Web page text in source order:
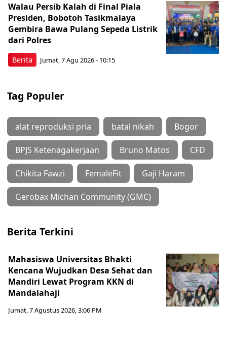
Berita
Walau Persib Kalah di Final Piala
Presiden, Bobotoh Tasikmalaya
Gembira Bawa Pulang Sepeda Listrik
dari Polres
Jumat, 7 Agu 2026 - 10:15
Tag Populer
alat reproduksi pria batal nikah Bogor
BPJS Ketenagakerjaan Bruno Matos CFD
Chikita Fawzi FemaleFit Gaji Haram
Gerobax Michan Community (GMC)
Berita Terkini
Mahasiswa Universitas Bhakti
Kencana Wujudkan Desa Sehat dan
Mandiri Lewat Program KKN di
Mandalahaji
Jumat, 7 Agustus 2026, 3:06 PM